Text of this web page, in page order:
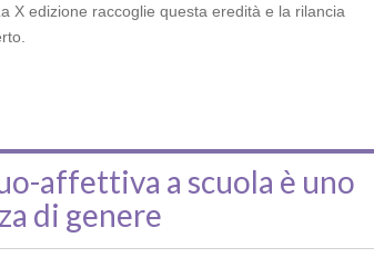
X edizione raccoglie questa eredità e la rilancia
affettiva a scuola è uno
di genere